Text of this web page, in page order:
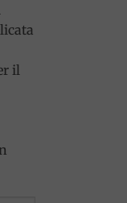
il